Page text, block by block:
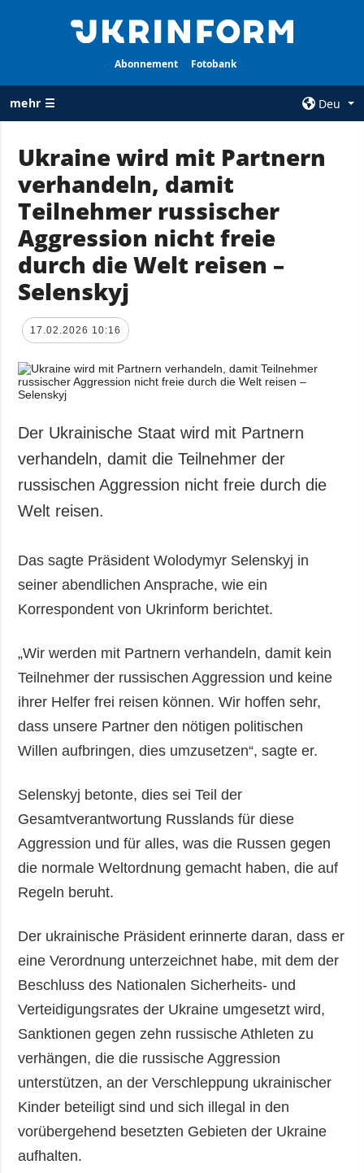
Abonnement Fotobank
mehr ☰
Deu
ALLE
RUBRIKEN
Krieg
Wiederaufbau
der Ukraine
Politik
Wirtschaft
Militär
Gesellschaft und
Kultur
Kriminalität
Notstand und
Notfälle
AGENTUR
Über uns
Kontakte
services
ZUSÄTZLICH
Interview
Ukraine wird mit Partnern
verhandeln, damit
Teilnehmer russischer
Aggression nicht freie
durch die Welt reisen –
Selenskyj
17.02.2026 10:16
Der Ukrainische Staat wird mit Partnern
verhandeln, damit die Teilnehmer der
russischen Aggression nicht freie durch die
Welt reisen.
Das sagte Präsident Wolodymyr Selenskyj in
seiner abendlichen Ansprache, wie ein
Korrespondent von Ukrinform berichtet.
„Wir werden mit Partnern verhandeln, damit kein
Teilnehmer der russischen Aggression und keine
ihrer Helfer frei reisen können. Wir hoffen sehr,
dass unsere Partner den nötigen politischen
Willen aufbringen, dies umzusetzen“, sagte er.
Selenskyj betonte, dies sei Teil der
Gesamtverantwortung Russlands für diese
Aggression und für alles, was die Russen gegen
die normale Weltordnung gemacht haben, die auf
Regeln beruht.
Der ukrainische Präsident erinnerte daran, dass er
eine Verordnung unterzeichnet habe, mit dem der
Beschluss des Nationalen Sicherheits- und
Verteidigungsrates der Ukraine umgesetzt wird,
Sanktionen gegen zehn russische Athleten zu
verhängen, die die russische Aggression
unterstützen, an der Verschleppung ukrainischer
Kinder beteiligt sind und sich illegal in den
vorübergehend besetzten Gebieten der Ukraine
aufhalten.